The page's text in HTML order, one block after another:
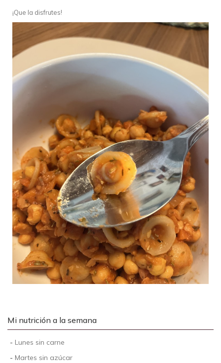
¡Que la disfrutes!
Mi nutrición a la semana
- Lunes sin carne
- Martes sin azúcar